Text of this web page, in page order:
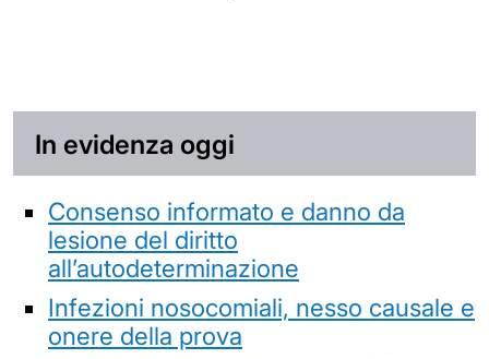
In evidenza oggi
Consenso informato e danno da
lesione del diritto
all’autodeterminazione
Infezioni nosocomiali, nesso causale e
onere della prova